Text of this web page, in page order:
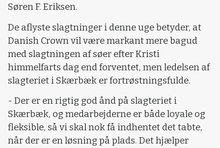
Søren F. Eriksen.
De aflyste slagtninger i denne uge betyder, at
Danish Crown vil være markant mere bagud
med slagtningen af søer efter Kristi
himmelfarts dag end forventet, men ledelsen af
slagteriet i Skærbæk er fortrøstningsfulde.
- Der er en rigtig god ånd på slagteriet i
Skærbæk, og medarbejderne er både loyale og
fleksible, så vi skal nok få indhentet det tabte,
når der er en løsning på plads. Det hjælper